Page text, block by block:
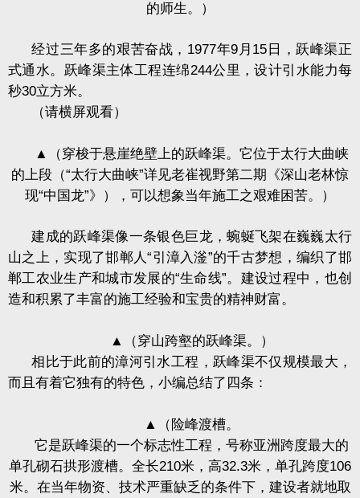
的师生。）
经过三年多的艰苦奋战， 1977年9 月 15 日，跃峰渠正
式通水。跃峰渠主体工程连绵244公里，设计引水能力每
秒30立方米。
（请横屏观看）
▲
（穿梭于悬崖绝壁上的跃峰渠。它位于太行大曲峡
的上段（“太行大曲峡”详见老崔视野第二期《深山老林惊
现“中国龙”》），可以想象当年施工之艰难困苦。）
建成的跃峰渠像一条银色巨龙，蜿蜒飞架在巍巍太行
山之上，实现了邯郸人“引漳入滏”的千古梦想，编织了邯
郸工农业生产和城市发展的“生命线”。建设过程中，也创
造和积累了丰富的施工经验和宝贵的精神财富。
▲
（穿山跨壑的跃峰渠。）
相比于此前的漳河引水工程，跃峰渠不仅规模最大，
而且有着它独有的特色，小编总结了四条：
▲
（险峰渡槽。
它是跃峰渠的一个标志性工程，号称亚洲跨度最大的
单孔砌石拱形渡槽。全长210米，高32.3米，单孔跨度106
米。在当年物资、技术严重缺乏的条件下，建设者就地取